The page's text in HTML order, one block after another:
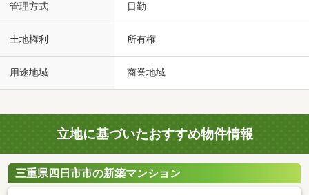
管理方式 日勤
土地権利 所有権
用途地域 商業地域
立地に基づいたおすすめ物件情報
三重県四日市市の新築マンション